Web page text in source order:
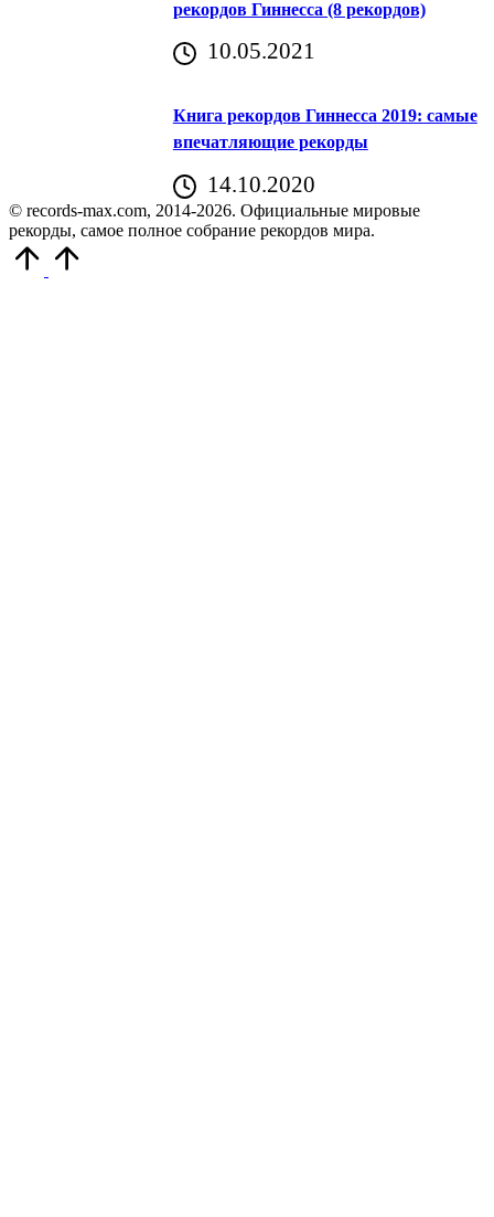
рекордов Гиннесса (8 рекордов)
10.05.2021
Книга рекордов Гиннесса 2019: самые
впечатляющие рекорды
14.10.2020
© records-max.com, 2014-2026. Официальные мировые
рекорды, самое полное собрание рекордов мира.